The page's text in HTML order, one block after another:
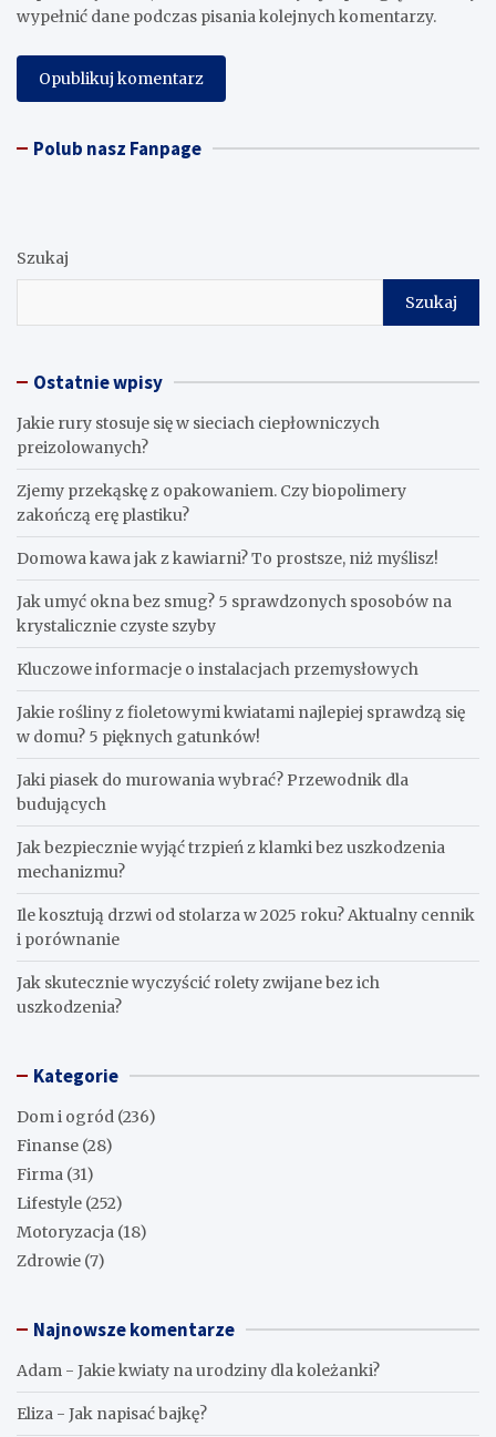
wypełnić dane podczas pisania kolejnych komentarzy.
Polub nasz Fanpage
Szukaj
Szukaj
Ostatnie wpisy
Jakie rury stosuje się w sieciach ciepłowniczych
preizolowanych?
Zjemy przekąskę z opakowaniem. Czy biopolimery
zakończą erę plastiku?
​Domowa kawa jak z kawiarni? To prostsze, niż myślisz!
Jak umyć okna bez smug? 5 sprawdzonych sposobów na
krystalicznie czyste szyby
Kluczowe informacje o instalacjach przemysłowych
Jakie rośliny z fioletowymi kwiatami najlepiej sprawdzą się
w domu? 5 pięknych gatunków!
Jaki piasek do murowania wybrać? Przewodnik dla
budujących
Jak bezpiecznie wyjąć trzpień z klamki bez uszkodzenia
mechanizmu?
Ile kosztują drzwi od stolarza w 2025 roku? Aktualny cennik
i porównanie
Jak skutecznie wyczyścić rolety zwijane bez ich
uszkodzenia?
Kategorie
Dom i ogród (236)
Finanse (28)
Firma (31)
Lifestyle (252)
Motoryzacja (18)
Zdrowie (7)
Najnowsze komentarze
Adam - Jakie kwiaty na urodziny dla koleżanki?
Eliza - Jak napisać bajkę?